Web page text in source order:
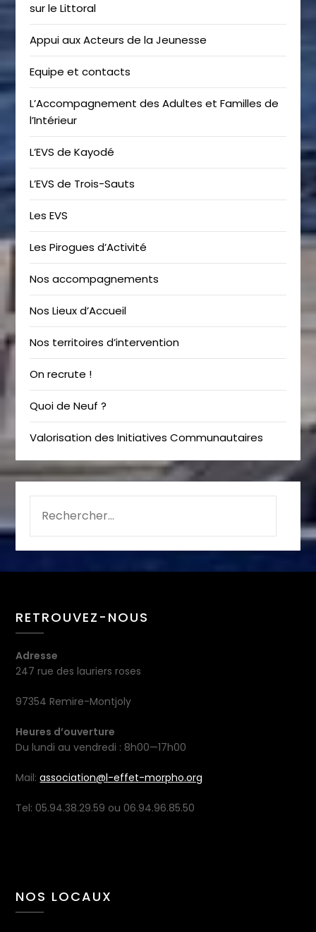
sur le Littoral
Appui aux Acteurs de la Jeunesse
Equipe et contacts
L’Accompagnement des Adultes et Familles de
l’Intérieur
L’EVS de Kayodé
L’EVS de Trois-Sauts
Les EVS
Les Pirogues d’Activité
Nos accompagnements
Nos Lieux d’Accueil
Nos territoires d’intervention
On recrute !
Quoi de Neuf ?
Valorisation des Initiatives Communautaires
RETROUVEZ-NOUS
Adresse
247 rue des lauriers roses
97354 Remire-Montjoly
Heures d’ouverture
Du lundi au vendredi : 8h00—17h00
Mail:association@l-effet-morpho.org
Tel: 05.94.38.29.59 ou 06.94.96.85.50
NOS LOCAUX